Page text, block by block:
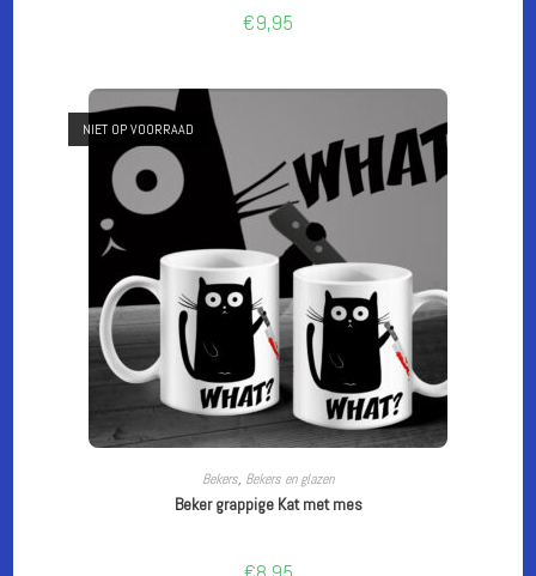
€9,95
NIET OP VOORRAAD
LEES VERDER
Bekers, Bekers en glazen
Beker grappige Kat met mes